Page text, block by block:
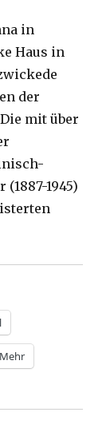
in
Haus in
der
mit über
1945)
Mehr